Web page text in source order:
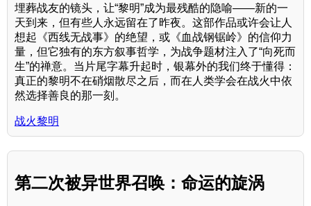
埋葬战友的镜头，让“黎明”成为最残酷的隐喻——新的一
天到来，但有些人永远留在了昨夜。这部作品或许会让人
想起《西线无战事》的绝望，或《血战钢锯岭》的信仰力
量，但它独有的东方叙事哲学，为战争题材注入了“向死而
生”的禅意。当片尾字幕升起时，银幕外的我们终于懂得：
真正的黎明不在硝烟散尽之后，而在人类学会在战火中依
然选择善良的那一刻。
战火黎明
第二次被异世界召唤：命运的旋涡